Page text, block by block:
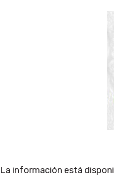
La información está